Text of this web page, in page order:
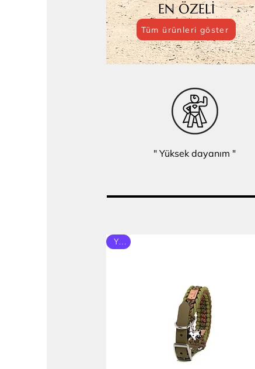
EN ÖZELİ
Tüm ürünleri göster
" Yüksek dayanım "
Yeni